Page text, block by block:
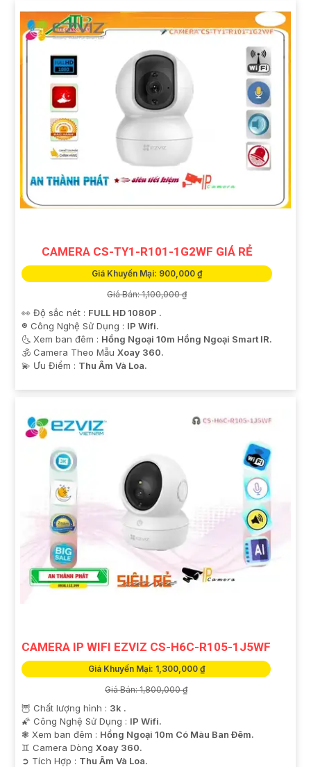
CAMERA CS-TY1-R101-1G2WF GIÁ RẺ
Giá Khuyến Mại: 900,000 ₫
Giá Bán: 1,100,000 ₫
👀 Độ sắc nét : FULL HD 1080P .
®️ Công Nghệ Sử Dụng : IP Wifi.
🌜 Xem ban đêm : Hồng Ngoại 10m Hồng Ngoại Smart IR.
🕉️ Camera Theo Mẫu Xoay 360.
️💫 Ưu Điểm : Thu Âm Và Loa.
CAMERA IP WIFI EZVIZ CS-H6C-R105-1J5WF
Giá Khuyến Mại: 1,300,000 ₫
Giá Bán: 1,800,000 ₫
🦉 Chất lượng hình : 3k .
🌠 Công Nghệ Sử Dụng : IP Wifi.
❃ Xem ban đêm : Hồng Ngoại 10m Có Màu Ban Ðêm.
♊ Camera Dòng Xoay 360.
️➲ Tích Hợp : Thu Âm Và Loa.